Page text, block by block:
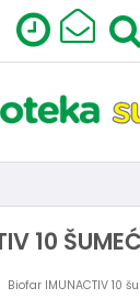
10
Biofar IMUNACTIV 10